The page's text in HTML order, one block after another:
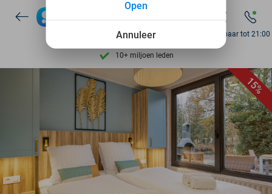
Ontdek 15.000+ deals
7 dagen per week beschikbaar
10+ miljoen leden
9,4 op basis van 206.138 reviews
Ontdek 15.000+ deals
7 dagen per week beschikbaar
10+ miljoen leden
Bereikbaar tot 21:00
15%
Annuleer
Open